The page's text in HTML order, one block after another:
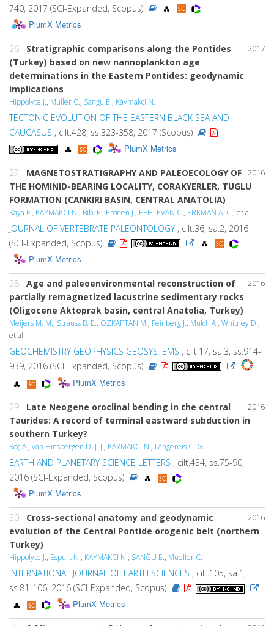
740, 2017 (SCI-Expanded, Scopus)
PlumX Metrics
2017
26.
Stratigraphic comparisons along the Pontides
(Turkey) based on new nannoplankton age
determinations in the Eastern Pontides: geodynamic
implications
Hippolyte J., Muller C., Sanğu E., Kaymakci N.
TECTONIC EVOLUTION OF THE EASTERN BLACK SEA AND
CAUCASUS , cilt.428, ss.323-358, 2017 (Scopus)
PlumX Metrics
2016
27.
MAGNETOSTRATIGRAPHY AND PALEOECOLOGY OF
THE HOMINID-BEARING LOCALITY, CORAKYERLER, TUGLU
FORMATION (CANKIRI BASIN, CENTRAL ANATOLIA)
Kaya F., KAYMAKCI N., Bibi F., Eronen J., PEHLEVAN C., ERKMAN A. C., et al.
JOURNAL OF VERTEBRATE PALEONTOLOGY , cilt.36, sa.2, 2016
(SCI-Expanded, Scopus)
PlumX Metrics
2016
28.
Age and paleoenvironmental reconstruction of
partially remagnetized lacustrine sedimentary rocks
(Oligocene Aktoprak basin, central Anatolia, Turkey)
Meijers M. M., Strauss B. E., ÖZKAPTAN M., Feinberg J., Mulch A., Whitney D.,
et al.
GEOCHEMISTRY GEOPHYSICS GEOSYSTEMS , cilt.17, sa.3, ss.914-
939, 2016 (SCI-Expanded, Scopus)
PlumX Metrics
2016
29. Late Neogene oroclinal bending in the central
Taurides: A record of terminal eastward subduction in
southern Turkey?
Koç A., van Hinsbergen D. J. J., KAYMAKCI N., Langereis C. G.
EARTH AND PLANETARY SCIENCE LETTERS , cilt.434, ss.75-90,
2016 (SCI-Expanded, Scopus)
PlumX Metrics
2016
30. Cross-sectional anatomy and geodynamic
evolution of the Central Pontide orogenic belt (northern
Turkey)
Hippolyte J., Espurt N., KAYMAKCI N., SANĞU E., Mueller C.
INTERNATIONAL JOURNAL OF EARTH SCIENCES , cilt.105, sa.1,
ss.81-106, 2016 (SCI-Expanded, Scopus)
PlumX Metrics